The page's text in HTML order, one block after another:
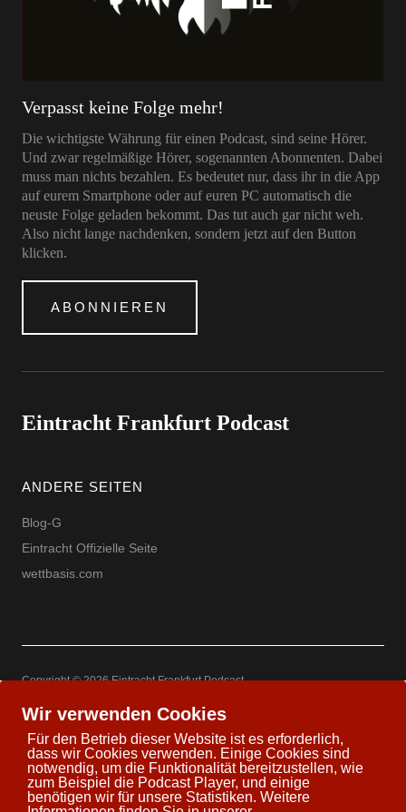
Verpasst keine Folge mehr!
Die wichtigste Währung für einen Podcast, sind seine Hörer.
Und zwar regelmäßige Hörer, sogenannten Abonnenten. Dabei
muss man nichts bezahlen. Es bedeutet nur, dass ihr in die App
auf eurem Smartphone oder auf euren PC automatisch die
neuste Folge geladen bekommt. Das tut auch gar nicht weh.
Also nicht lange nachdenken, sondern jetzt auf den Button
klicken.
ABONNIEREN
Eintracht Frankfurt Podcast
ANDERE SEITEN
Blog-G
Eintracht Offizielle Seite
wettbasis.com
Copyright © 2026 Eintracht Frankfurt Podcast
Theme: Uku byElmastudio
TwitterFacebook
Youtube
Google+
Wir verwenden Cookies
Für den Betrieb dieser Website ist es erforderlich,
dass wir Cookies verwenden. Einige Cookies sind
notwendig, um die Funktionalität bereitzustellen, wie
zum Beispiel die Podcast Player, und einige
benötigen wir für unsere Statistiken. Weitere